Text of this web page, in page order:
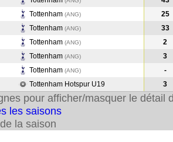
Tottenham (ANG)
25
Tottenham (ANG)
33
Tottenham (ANG)
2
Tottenham (ANG)
3
Tottenham (ANG)
-
Tottenham Hotspur U19 3
pour afficher/masquer le détail
les saisons
la saison